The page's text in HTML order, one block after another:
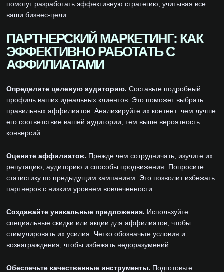
помогут разработать эффективную стратегию, учитывая все
ваши бизнес-цели.
ПАРТНЕРСКИЙ МАРКЕТИНГ: КАК
ЭФФЕКТИВНО РАБОТАТЬ С
АФФИЛИАТАМИ
Определите целевую аудиторию. Составьте подробный
профиль ваших идеальных клиентов. Это поможет выбрать
правильных аффилиатов. Анализируйте их контент: чем лучше
его соответствие вашей аудитории, тем выше вероятность
конверсий.
Оцените аффилиатов. Прежде чем сотрудничать, изучите их
репутацию, аудиторию и способы продвижения. Попросите
статистику по предыдущим кампаниям. Это позволит избежать
партнеров с низким уровнем вовлеченности.
Создавайте уникальные предложения. Используйте
специальные скидки или акции для аффилиатов, чтобы
стимулировать их усилия. Четко обозначьте условия и
вознаграждения, чтобы избежать недоразумений.
Обеспечьте качественные инструменты. Подготовьте